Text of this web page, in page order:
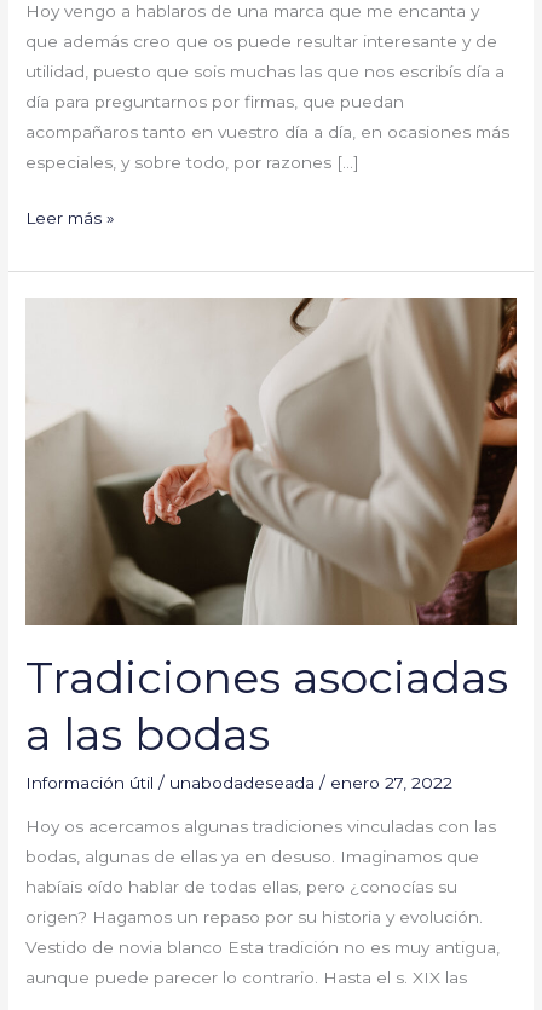
Hoy vengo a hablaros de una marca que me encanta y
que además creo que os puede resultar interesante y de
utilidad, puesto que sois muchas las que nos escribís día a
día para preguntarnos por firmas, que puedan
acompañaros tanto en vuestro día a día, en ocasiones más
especiales, y sobre todo, por razones […]
Leer más »
Tradiciones asociadas
a las bodas
Información útil / unabodadeseada/ enero 27, 2022
Hoy os acercamos algunas tradiciones vinculadas con las
bodas, algunas de ellas ya en desuso. Imaginamos que
habíais oído hablar de todas ellas, pero ¿conocías su
origen? Hagamos un repaso por su historia y evolución.
Vestido de novia blanco Esta tradición no es muy antigua,
aunque puede parecer lo contrario. Hasta el s. XIX las
bodas